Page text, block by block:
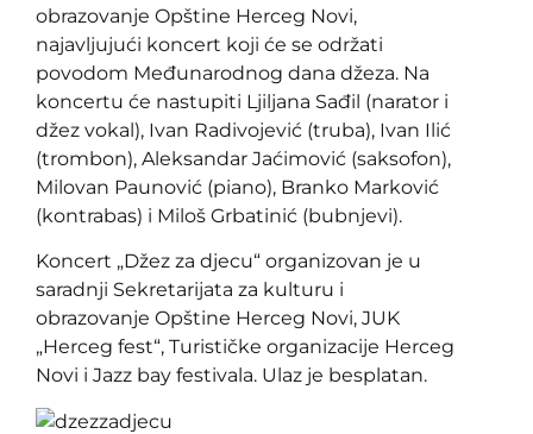
obrazovanje Opštine Herceg Novi,
najavljujući koncert koji će se održati
povodom Međunarodnog dana džeza. Na
koncertu će nastupiti Ljiljana Sađil (narator i
džez vokal), Ivan Radivojević (truba), Ivan Ilić
(trombon), Aleksandar Jaćimović (saksofon),
Milovan Paunović (piano), Branko Marković
(kontrabas) i Miloš Grbatinić (bubnjevi).
Koncert „Džez za djecu“ organizovan je u
saradnji Sekretarijata za kulturu i
obrazovanje Opštine Herceg Novi, JUK
„Herceg fest“, Turističke organizacije Herceg
Novi i Jazz bay festivala. Ulaz je besplatan.